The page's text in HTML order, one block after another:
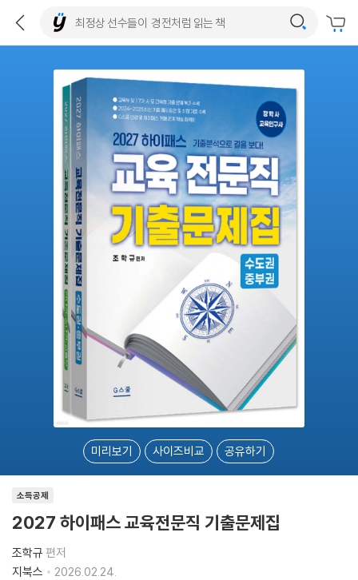
미리보기 사이즈비교 공유하기
소득공제
2027 하이패스 교육전문직 기출문제집
조학규 편저
지북스
2026.02.24.